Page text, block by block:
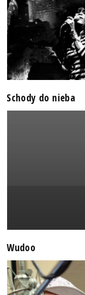
Schody do nieba
Wudoo